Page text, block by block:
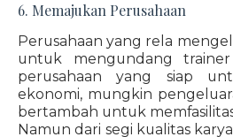
6. Memajukan Perusahaan
Perusahaan yang rela
untuk mengundang
perusahaan yang siap
ekonomi, mungkin
bertambah untuk
Namun dari segi kualitas